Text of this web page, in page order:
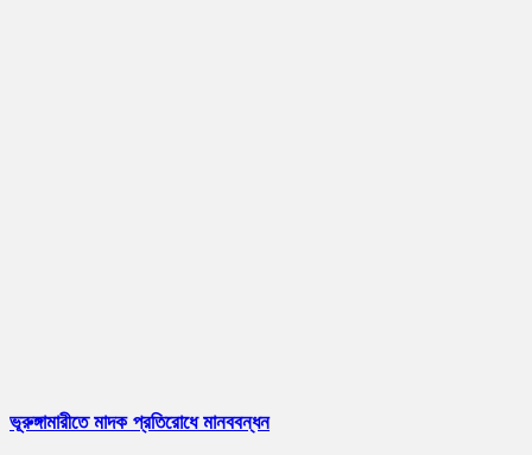
ভূরুঙ্গামারীতে মাদক প্রতিরোধে মানববন্ধন